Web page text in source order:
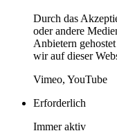
Durch das
oder andere
Anbietern
wir auf dieser
Vimeo, YouTube
Erforderlich
Immer aktiv